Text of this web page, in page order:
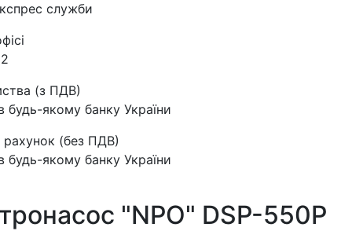
служби
(з ПДВ)
будь-якому банку України
рахунок (без ПДВ)
будь-якому банку України
"NPO" DSP-550P